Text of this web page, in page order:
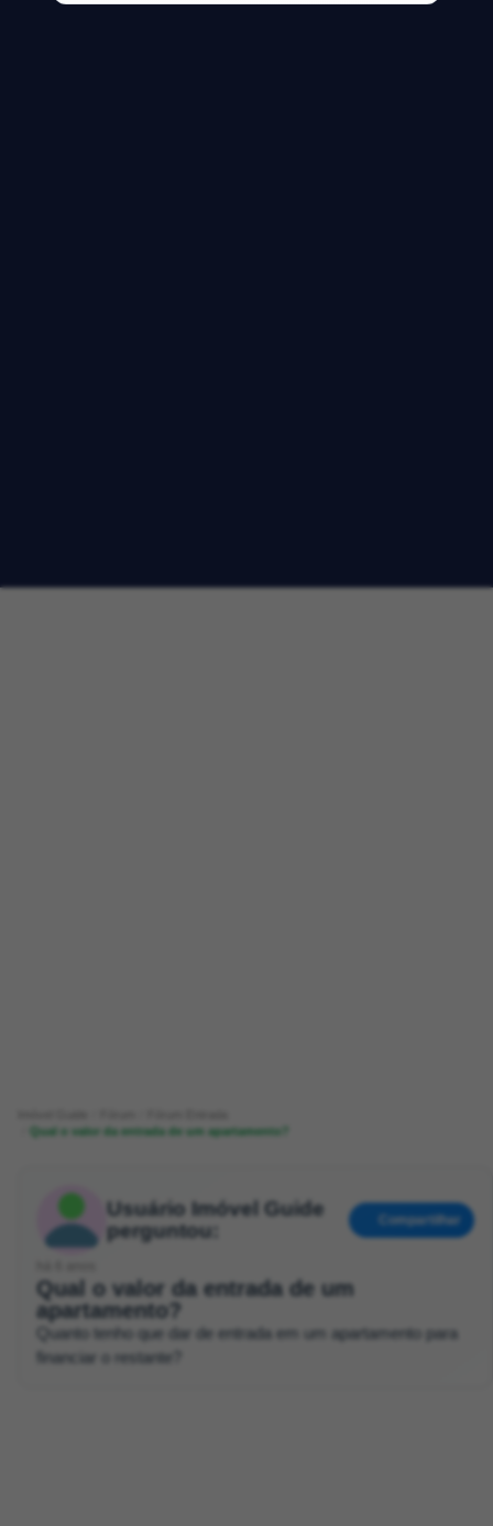
Qual o valor da entrada de um apartamento?
Usuário Imóvel Guide
perguntou:
Compartilhar
Qual o valor da entrada de um
apartamento?
Quanto tenho que dar de entrada em um apartamento para
financiar o restante?